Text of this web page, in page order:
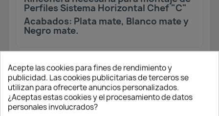
Perfiles Sistema Horizontal Chef "C"
Acabados: Plata mate, Blanco mate y
Negro mate.
Envío gratuito
Desde 50 € en península
Pago flexible
Acepte las cookies para fines de rendimiento y
publicidad. Las cookies publicitarias de terceros se
utilizan para ofrecerte anuncios personalizados.
¿Aceptas estas cookies y el procesamiento de datos
personales involucrados?